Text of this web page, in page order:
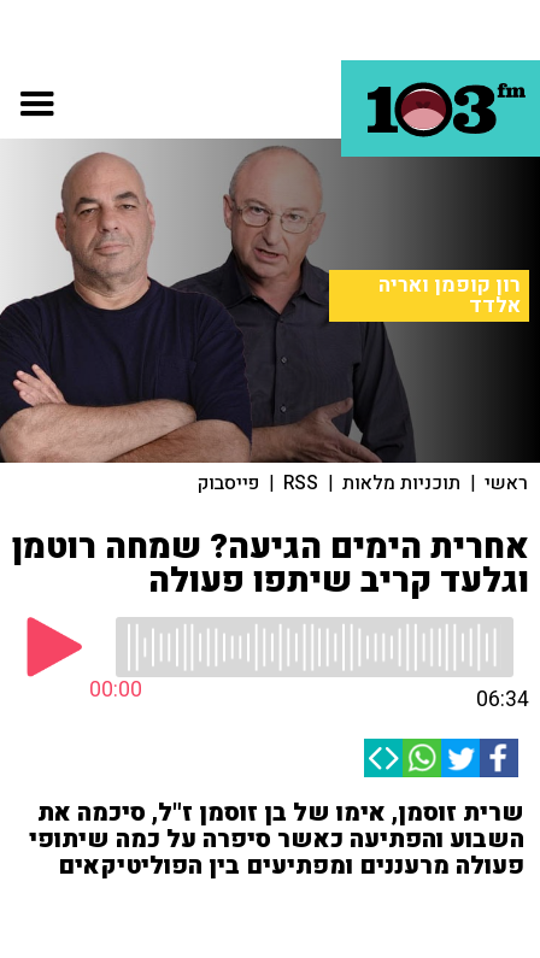
רון קופמן ואריה
אלדד
ראשי | תוכניות מלאות |
RSS
| פייסבוק
אחרית הימים הגיעה? שמחה רוטמן
וגלעד קריב שיתפו פעולה
00:00 06:34
שרית זוסמן, אימו של בן זוסמן ז"ל, סיכמה את
השבוע והפתיעה כאשר סיפרה על כמה שיתופי
פעולה מרעננים ומפתיעים בין הפוליטיקאים